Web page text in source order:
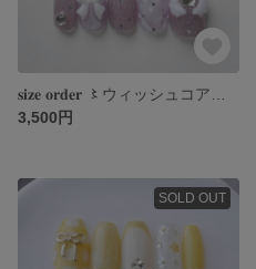
3,500円
SOLD OUT